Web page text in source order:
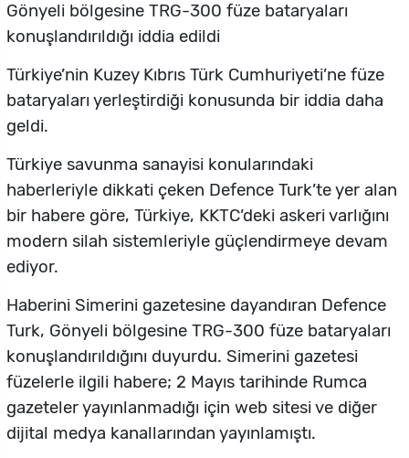
Gönyeli bölgesine TRG-300 füze bataryaları
konuşlandırıldığı iddia edildi
Türkiye’nin Kuzey Kıbrıs Türk Cumhuriyeti’ne füze
bataryaları yerleştirdiği konusunda bir iddia daha
geldi.
Türkiye savunma sanayisi konularındaki
haberleriyle dikkati çeken Defence Turk’te yer alan
bir habere göre, Türkiye, KKTC’deki askeri varlığını
modern silah sistemleriyle güçlendirmeye devam
ediyor.
Haberini Simerini gazetesine dayandıran Defence
Turk, Gönyeli bölgesine TRG-300 füze bataryaları
konuşlandırıldığını duyurdu. Simerini gazetesi
füzelerle ilgili habere; 2 Mayıs tarihinde Rumca
gazeteler yayınlanmadığı için web sitesi ve diğer
dijital medya kanallarından yayınlamıştı.